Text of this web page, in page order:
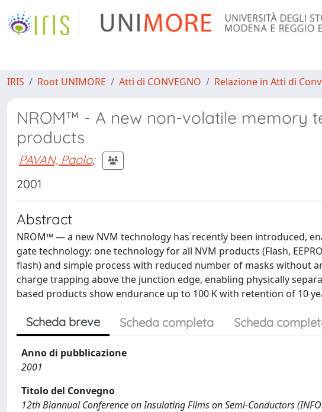
IRIS Root UNIMORE Atti di CONVEGNO Relazione in Atti di
NROM™ - A new non-volatile memory
products
PAVAN, Paolo;
2001
Abstract
NROM™ — a new NVM technology has recently been introduced,
gate technology: one technology for all NVM products (Flash,
flash) and simple process with reduced number of masks without
charge trapping above the junction edge, enabling physically
based products show endurance up to 100 K with retention of 10
Scheda breve Scheda completa Scheda
Anno di pubblicazione
2001
Titolo del Convegno
12th Biannual Conference on Insulating Films on Semi-Conductors